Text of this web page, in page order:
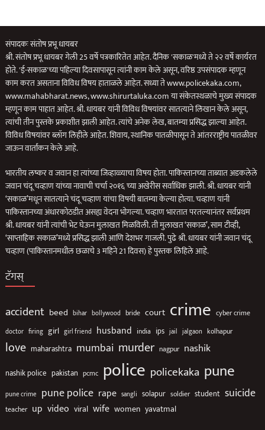
संपादकः संतोष प्रभू धायबर
श्री. संतोष प्रभू धायबर गेली 25 वर्षे पत्रकारितेत आहेत. दैनिक 'सकाळ'मध्ये ते २२ वर्षे कार्यरत
होते. 'ई-सकाळ'च्या पहिल्या दिवसापासून त्यांनी काम केले असून, वरिष्ठ उपसंपादक म्हणून
काम करत असताना विविध विषय हाताळले आहेत. सध्या ते www.policekaka.com,
www.mahabharat.news, www.shirurtaluka.com या संकेतस्थळाचे मुख्य संपादक
म्हणून काम पाहात आहेत. श्री. धायबर यांनी विविध विषयांवर सातत्याने लिखान केले असून,
त्यांची तीन पुस्तके प्रकाशीत झाली आहेत. त्यांचे अनेक लेख, बातम्या प्रसिद्ध झाल्या आहेत.
विविध विषयांवर ब्लॉग लिहीले आहेत. शिवाय, स्थानिक पातळीपासून ते आंतरराष्ट्रीय पातळीवर
जाऊन वार्तांकन केले आहे.
भारतीय लष्कर व जवान हा त्यांच्या जिव्हाळ्याचा विषय होता. पाकिस्तानच्या ताब्यात अडकलेले
जवान चंदू चव्हाण यांच्या नावाची चर्चा २०१६ च्या अखेरीस सर्वाधिक झाली. श्री. धायबर यांनी
‘सकाळ’मधून सातत्याने चंदू चव्हाण यांचा विषयी बातम्या केल्या होत्या. चव्हाण यांनी
पाकिस्तानच्या अंधारकोठडीत असह्य वेदना भोगल्या. चव्हाण भारतात परतल्यानंतर सर्वप्रथम
श्री. धायबर यांनी त्यांची भेट घेऊन मुलाखत मिळविली. ती मुलाखत ‘सकाळ’, साम टीव्ही,
‘साप्ताहिक सकाळ’मध्ये प्रसिद्ध झाली आणि देशभर गाजली. पुढे श्री. धायबर यांनी जवान चंदू
चव्हाण (पाकिस्तानमधील छळाचे 3 महिने 21 दिवस) हे पुस्तक लिहिले आहे.
टॅगस्
accident beed bihar bollywood bride court crime cyber crime
doctor firing girl girl friend husband india ips jail jalgaon kolhapur
love maharashtra mumbai murder nagpur nashik
nashik police pakistan pcmc police policekaka pune
pune crime pune police rape sangli solapur soldier student suicide
teacher up video viral wife women yavatmal